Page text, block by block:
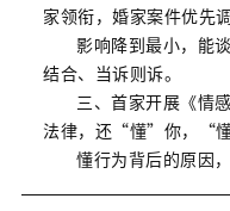
家领衔，婚家案件优先
影响降到最小，能
结合、当诉则诉。
三、首家开展《情
法律，还“懂”你，“懂
懂行为背后的原因